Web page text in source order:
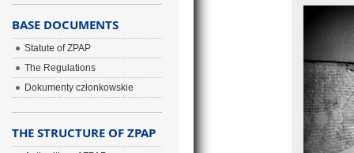
BASE DOCUMENTS
Statute of ZPAP
The Regulations
Dokumenty członkowskie
THE STRUCTURE OF ZPAP